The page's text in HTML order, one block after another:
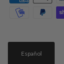
Español